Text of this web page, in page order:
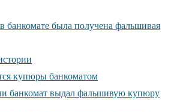
банкомате была получена фальшивая
купюры банкоматом
банкомат выдал фальшивую купюру